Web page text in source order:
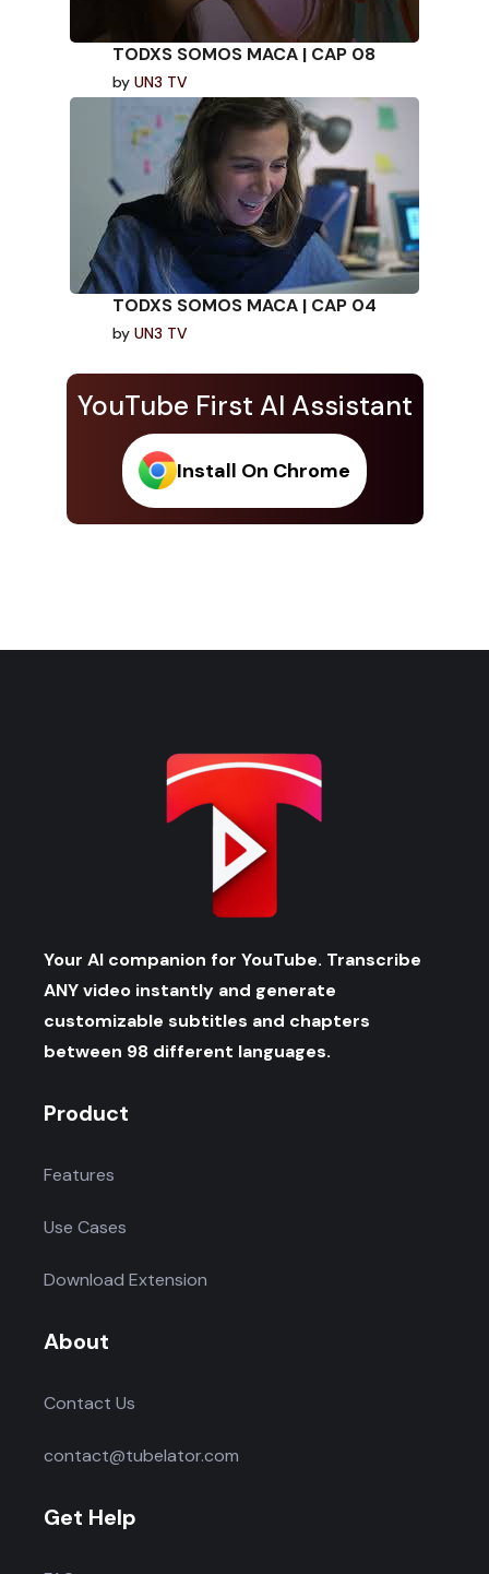
YouTube First AI Assistant
Install On Chrome
TODXS SOMOS MACA | CAP 08
byUN3 TV
TODXS SOMOS MACA | CAP 04
by UN3 TV
Your AI companion for YouTube. Transcribe
ANY video instantly and generate
customizable subtitles and chapters
between 98 different languages.
Product
Features
Use Cases
Download Extension
About
Contact Us
contact@tubelator.com
Get Help